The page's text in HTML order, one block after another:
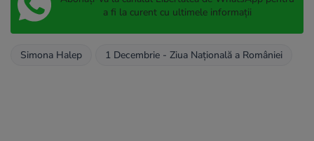
a fi la curent cu ultimele informații
Simona Halep 1 Decembrie - Ziua Națională a României